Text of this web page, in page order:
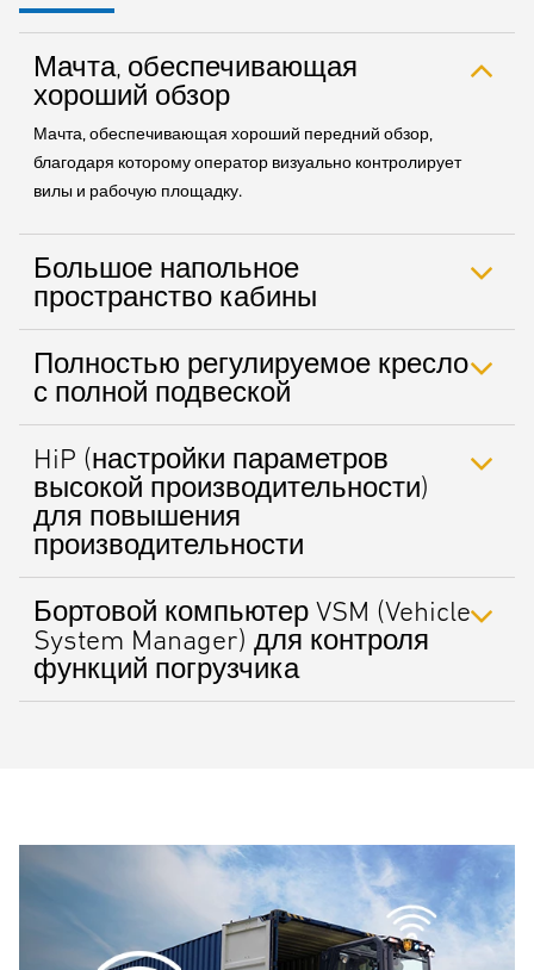
Мачта, обеспечивающая
хороший обзор
Мачта, обеспечивающая хороший передний обзор,
благодаря которому оператор визуально контролирует
вилы и рабочую площадку.
Большое напольное
пространство кабины
Полностью регулируемое кресло
с полной подвеской
HiP (настройки параметров
высокой производительности)
для повышения
производительности
Бортовой компьютер VSM (Vehicle
System Manager) для контроля
функций погрузчика